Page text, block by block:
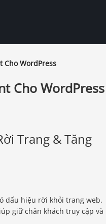
Cho WordPress
Cho WordPress
Trang & Tăng
dấu hiệu rời khỏi trang web.
giữ chân khách truy cập và